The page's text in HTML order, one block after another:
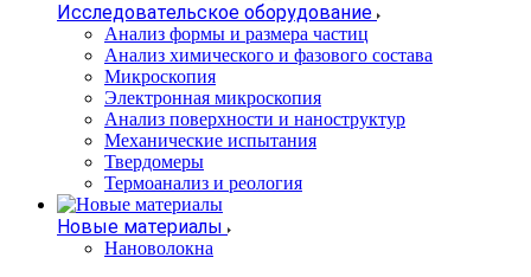
Исследовательское оборудование
Анализ формы и размера частиц
Анализ химического и фазового состава
Микроскопия
Электронная микроскопия
Анализ поверхности и наноструктур
Механические испытания
Твердомеры
Термоанализ и реология
Новые материалы
Нановолокна